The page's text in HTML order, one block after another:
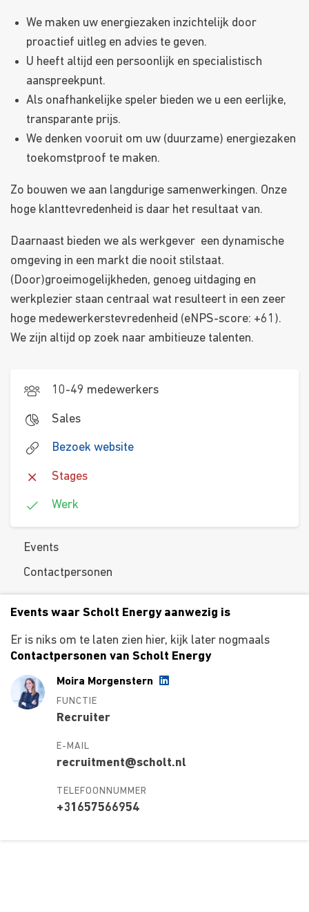
We maken uw energiezaken inzichtelijk door
proactief uitleg en advies te geven.
U heeft altijd een persoonlijk en specialistisch
aanspreekpunt.
Als onafhankelijke speler bieden we u een eerlijke,
transparante prijs.
We denken vooruit om uw (duurzame) energiezaken
toekomstproof te maken.
Zo bouwen we aan langdurige samenwerkingen. Onze
hoge klanttevredenheid is daar het resultaat van.
Daarnaast bieden we als werkgever een dynamische
omgeving in een markt die nooit stilstaat.
(Door)groeimogelijkheden, genoeg uitdaging en
werkplezier staan centraal wat resulteert in een zeer
hoge medewerkerstevredenheid (eNPS-score: +61).
We zijn altijd op zoek naar ambitieuze talenten.
10-49 medewerkers
Sales
Bezoek website
Stages
Werk
Events
Contactpersonen
Events waar Scholt Energy aanwezig is
Er is niks om te laten zien hier, kijk later nogmaals
Contactpersonen van Scholt Energy
Moira Morgenstern
FUNCTIE
Recruiter
E-MAIL
recruitment@scholt.nl
TELEFOONNUMMER
+31657566954